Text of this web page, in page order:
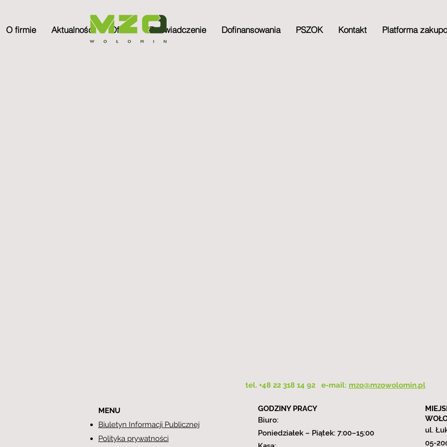
O firmie Aktualności Oferta Doświadczenie Dofinansowania PSZOK Kontakt Platforma
MENU
Biuletyn Informacji Publicznej
Polityka prywatności
GODZINY PRACY
Biuro:
Poniedziałek – Piątek: 7:00–15:00
ul.
05-
tel. +48 22 318 14 92 e-mail: mzo@mzowolomin.pl